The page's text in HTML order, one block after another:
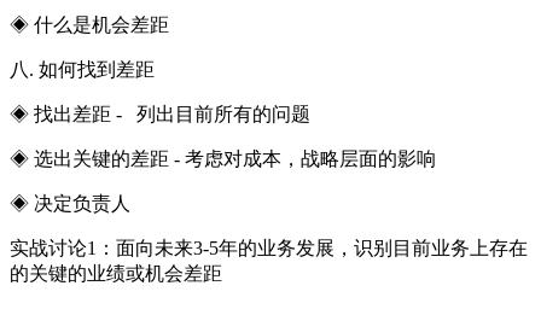
◈ 什么是机会差距
八. 如何找到差距
◈ 找出差距 - 列出目前所有的问题
◈ 选出关键的差距 - 考虑对成本，战略层面的影响
◈ 决定负责人
实战讨论1：面向未来3-5年的业务发展，识别目前业务上存在
的关键的业绩或机会差距